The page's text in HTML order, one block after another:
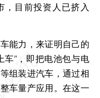
目前投资人已挤入
力，来证明自己的
车”，即把电池包与电
组装进汽车，通过相
车量产应用。在这一